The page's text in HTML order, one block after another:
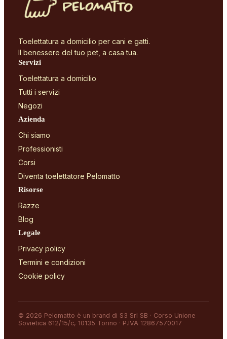
Toelettatura a domicilio per cani e gatti.
Il benessere del tuo pet, a casa tua.
Servizi
Toelettatura a domicilio
Tutti i servizi
Negozi
Azienda
Chi siamo
Professionisti
Corsi
Diventa toelettatore Pelomatto
Risorse
Razze
Blog
Legale
Privacy policy
Termini e condizioni
Cookie policy
© 2026 Pelomatto è un brand di S3 Srl SB · Corso Unione
Sovietica 612/15/c, 10135 Torino · P.IVA 12867570017